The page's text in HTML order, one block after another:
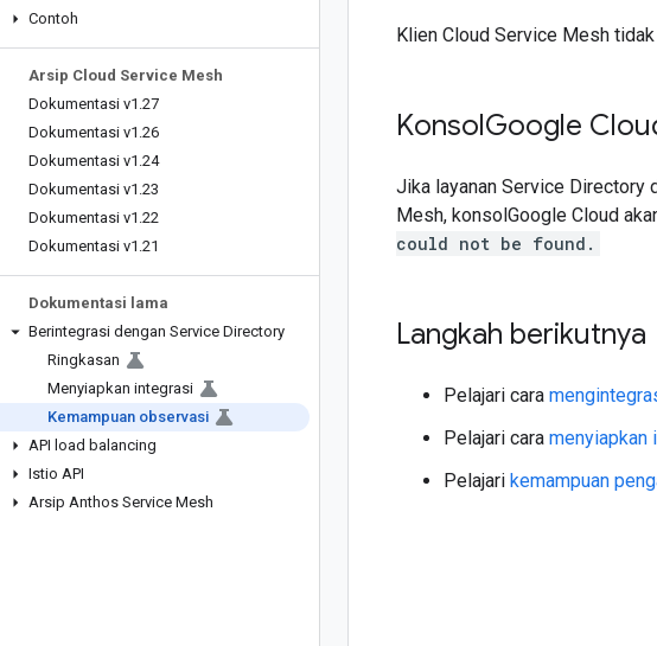
Contoh
Arsip Cloud Service Mesh
Dokumentasi v1 .27
Dokumentasi v1 .26
Dokumentasi v1 .24
Dokumentasi v1 .23
Dokumentasi v1 .22
Dokumentasi v1 .21
Dokumentasi lama
Berintegrasi dengan Service Directory
Ringkasan
Menyiapkan integrasi
Kemampuan observasi
API load balancing
Istio API
Arsip Anthos Service Mesh
Klien Cloud Service Mesh
KonsolGoogle
Jika layanan Service Directory
Mesh, konsolGoogle Cloud
could not be found.
Langkah berikutnya
Pelajari cara
Pelajari cara menyiapkan
Pelajari kemampuan